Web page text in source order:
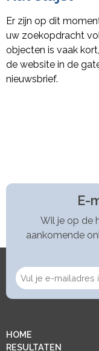
Er zijn op dit
uw zoekopdracht
objecten is vaak
de website in de
nieuwsbrief.
E-
Wil je op de
aankomende
HOME
RESULTATEN